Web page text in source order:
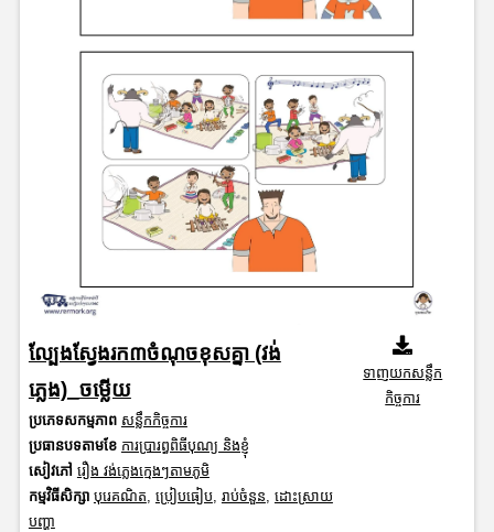
ល្បែងស្វែងរក៣ចំណុចខុសគ្នា (វង់
ភ្លេង)_ចម្លើយ
ប្រភេទសកម្មភាព សន្លឹកកិច្ចការ
ប្រធានបទតាមខែ ការប្រារព្ធពិធីបុណ្យ និងខ្ញុំ
សៀវភៅ រឿង វង់ភ្លេងក្មេងៗតាមភូមិ
កម្មវិធីសិក្សា បុរេគណិត, ប្រៀបធៀប, រាប់ចំនួន, ដោះស្រាយ
បញ្ហា
ទាញយកសន្លឹក
កិច្ចការ